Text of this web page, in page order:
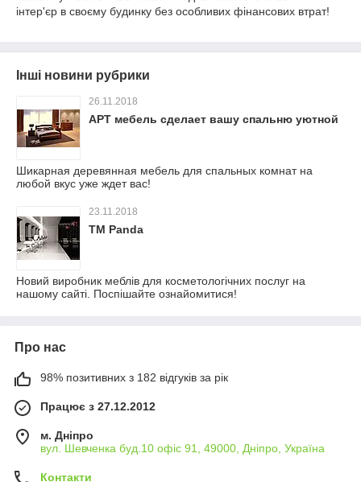
інтер'єр в своєму будинку без особливих фінансових втрат!
Інші новини рубрики
26.11.2018
АРТ мебель сделает вашу спальню уютной
Шикарная деревянная мебель для спальных комнат на
любой вкус уже ждет вас!
23.11.2018
ТМ Panda
Новий виробник меблів для косметологічних послуг на
нашому сайті. Поспішайте ознайомитися!
Про нас
98% позитивних з 182 відгуків за рік
Працює з 27.12.2012
м. Дніпро
вул. Шевченка буд.10 офіс 91, 49000, Дніпро, Україна
Контакти